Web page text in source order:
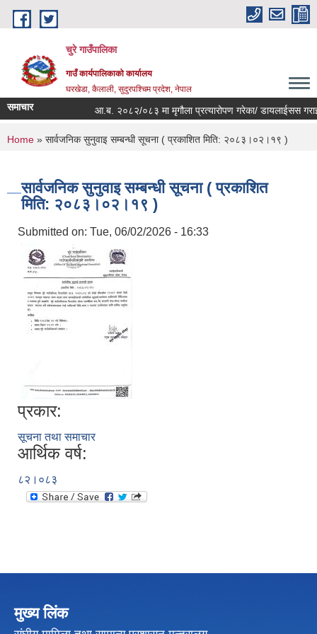
Skip to main content
चुरे गाउँपालिका
गाउँ कार्यपालिकाको कार्यालय
घरखेडा, कैलाली, सुदुरपश्चिम प्रदेश, नेपाल
समाचार आ.ब. २०८२/०८३ मा मृगौला प्रत्यारोपण गरेका/ डायलाईसस
You are here
Home » सार्वजनिक सुनुवाइ सम्बन्धी सूचना ( प्रकाशित मिति: २०८३।०२।१९ )
सार्वजनिक सुनुवाइ सम्बन्धी सूचना ( प्रकाशित
मिति: २०८३।०२।१९ )
Submitted on: Tue, 06/02/2026 - 16:33
प्रकार:
सूचना तथा समाचार
आर्थिक वर्ष:
८२।०८३
मुख्य लिंक